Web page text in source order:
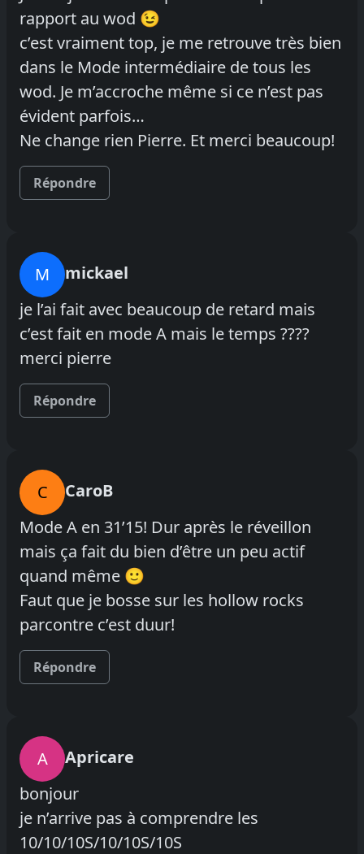
rapport au wod 😉
c’est vraiment top, je me retrouve très bien
dans le Mode intermédiaire de tous les
wod. Je m’accroche même si ce n’est pas
évident parfois…
Ne change rien Pierre. Et merci beaucoup!
Répondre
M
mickael
je l’ai fait avec beaucoup de retard mais
c’est fait en mode A mais le temps ????
merci pierre
Répondre
C
CaroB
Mode A en 31’15! Dur après le réveillon
mais ça fait du bien d’être un peu actif
quand même 🙂
Faut que je bosse sur les hollow rocks
parcontre c’est duur!
Répondre
A
Apricare
bonjour
je n’arrive pas à comprendre les
10/10/10S/10/10S/10S